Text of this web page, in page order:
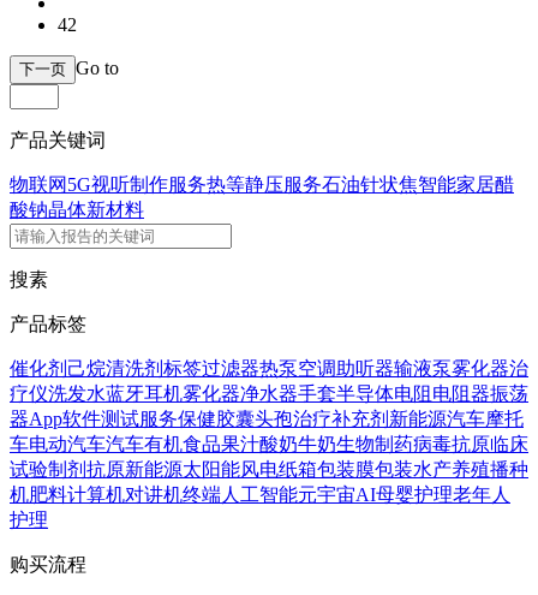
42
下一页 Go to
产品关键词
物联网5G视听制作服务热等静压服务石油针状焦智能家居醋
酸钠晶体新材料
搜素
产品标签
催化剂 己烷清洗剂 标签过滤器热泵空调 助听器输液泵雾化器治
疗仪洗发水蓝牙耳机雾化器净水器手套半导体电阻 电阻器振荡
器App软件测试服务保健胶囊头孢治疗补充剂 新能源汽车摩托
车电动汽车汽车有机食品果汁酸奶牛奶生物制药病毒抗原临床
试验制剂 抗原新能源太阳能风电纸箱包装膜包装水产养殖播种
机肥料计算机对讲机终端人工智能元宇宙AI母婴护理老年人
护理
购买流程